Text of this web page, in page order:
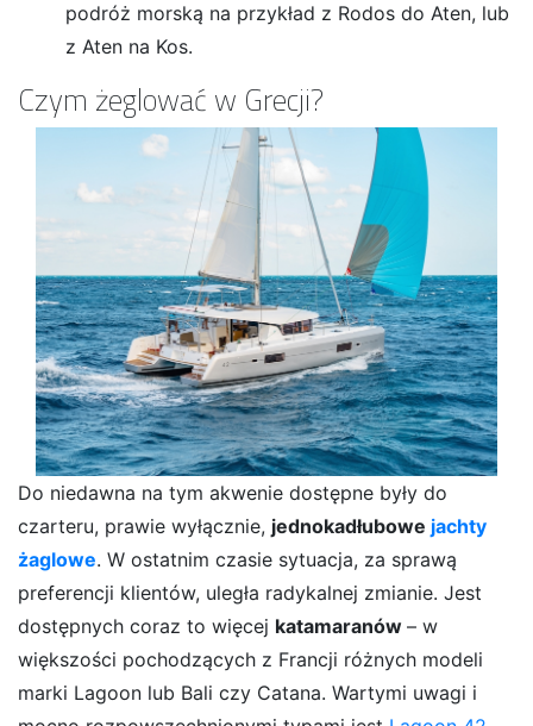
podróż morską na przykład z Rodos do Aten, lub
z Aten na Kos.
Czym żeglować w Grecji?
Do niedawna na tym akwenie dostępne były do
czarteru, prawie wyłącznie, jednokadłubowe jachty
żaglowe. W ostatnim czasie sytuacja, za sprawą
preferencji klientów, uległa radykalnej zmianie. Jest
dostępnych coraz to więcej katamaranów – w
większości pochodzących z Francji różnych modeli
marki Lagoon lub Bali czy Catana. Wartymi uwagi i